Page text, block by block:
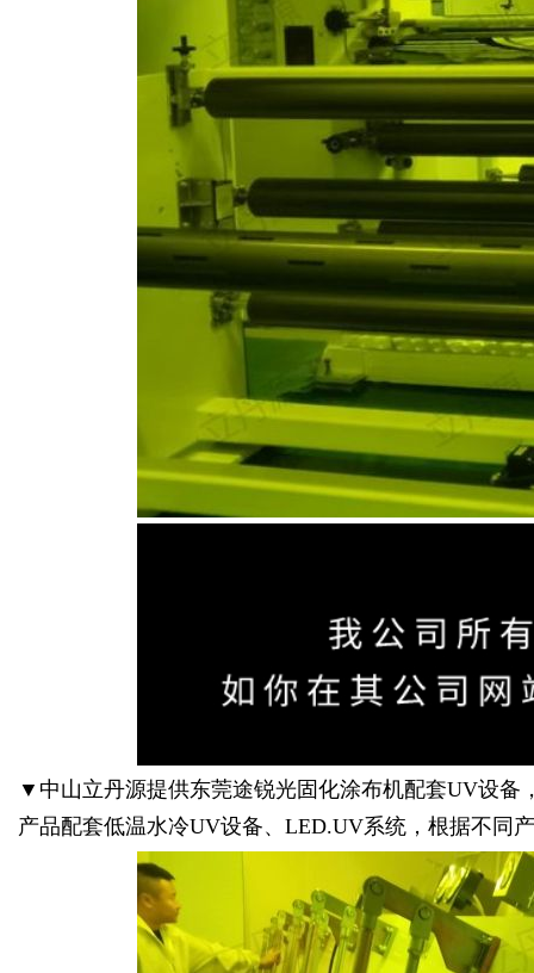
▼中山立丹源提供东莞途锐光固化涂布机配套UV设备
产品配套低温水冷UV设备、LED.UV系统，根据不同